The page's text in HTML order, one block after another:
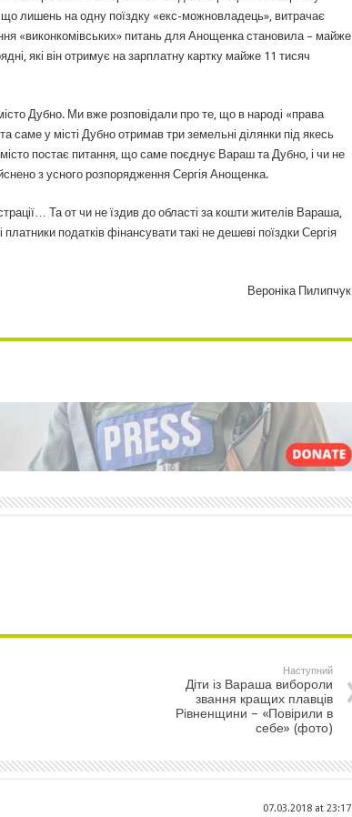
лишень на одну поїздку «екс-можновладець», витрачає
«виконкомівських» питань для Анощенка становила – майже
які він отримує на зарплатну картку майже 11 тисяч
Дубно. Ми вже розповідали про те, що в народі «права
у місті Дубно отримав три земельні ділянки під якесь
постає питання, що саме поєднує Вараш та Дубно, і чи не
з усного розпорядження Сергія Анощенка.
Та от чи не їздив до області за кошти жителів Вараша,
податків фінансувати такі не дешеві поїздки Сергія
Вероніка Пилипчук
Наступний
Діти із Вараша вибороли
звання кращих плавців
Рівненщини – «Повірили в
себе» (фото)
07.03.2018 at 23:17